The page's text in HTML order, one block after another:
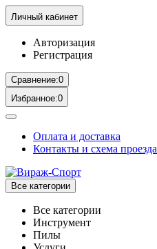
Личный кабинет
Авторизация
Регистрация
Сравнение:0
Избранное:0
Оплата и доставка
Контакты и схема проезда
Все категории
Все категории
Инструмент
Пилы